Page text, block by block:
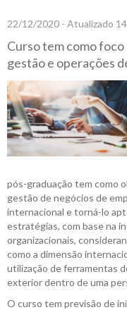
22/12/2020 - Atualizado
Curso tem como
gestão e operações
pós-graduação tem como
gestão de negócios de
internacional e torná-lo
estratégias, com base na
organizacionais,
como a dimensão
utilização de ferramentas
exterior dentro de uma
O curso tem previsão de